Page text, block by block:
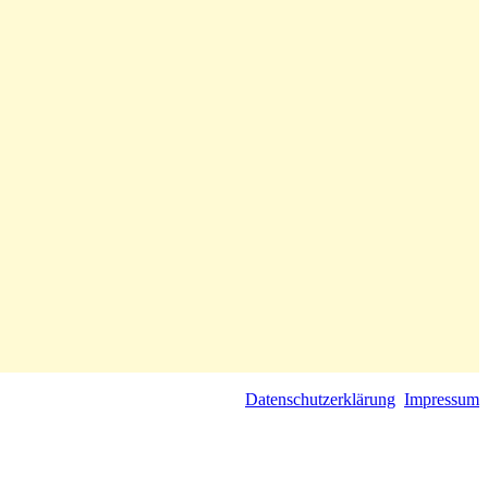
Datenschutzerklärung Impressum